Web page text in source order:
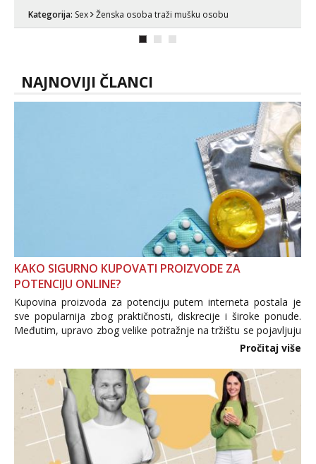
Pusenje i gutanje sperme Erotsko rublje
imam uvijek Lizati me mozes i ljubiti po
Kategorija: Sex Ženska osoba traži mušku osobu
NAJNOVIJI ČLANCI
KAKO SIGURNO KUPOVATI PROIZVODE ZA
POTENCIJU ONLINE?
Kupovina proizvoda za potenciju putem interneta postala je
sve popularnija zbog praktičnosti, diskrecije i široke ponude.
Međutim, upravo zbog velike potražnje na tržištu se pojavljuju
i brojni krivotvoreni proizvodi, nepouzdane internetske
Pročitaj više